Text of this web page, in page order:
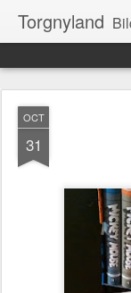
Torgnyland
OCT
31